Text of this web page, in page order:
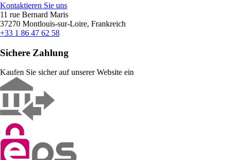
Kontaktieren Sie uns
11 rue Bernard Maris
37270 Montlouis-sur-Loire, Frankreich
+33 1 86 47 62 58
Sichere Zahlung
Kaufen Sie sicher auf unserer Website ein